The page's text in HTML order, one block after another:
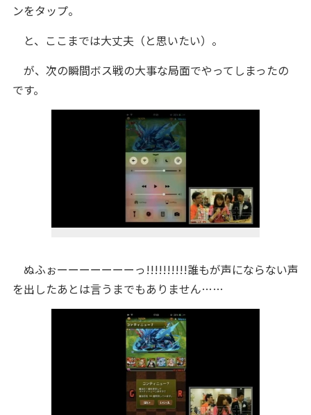
ンをタップ。
と、ここまでは大丈夫（と思いたい）。
が、次の瞬間ボス戦の大事な局面でやってしまったの
です。
ぬふぉーーーーーーーっ!!!!!!!!!!誰もが声にならない声
を出したあとは言うまでもありません……